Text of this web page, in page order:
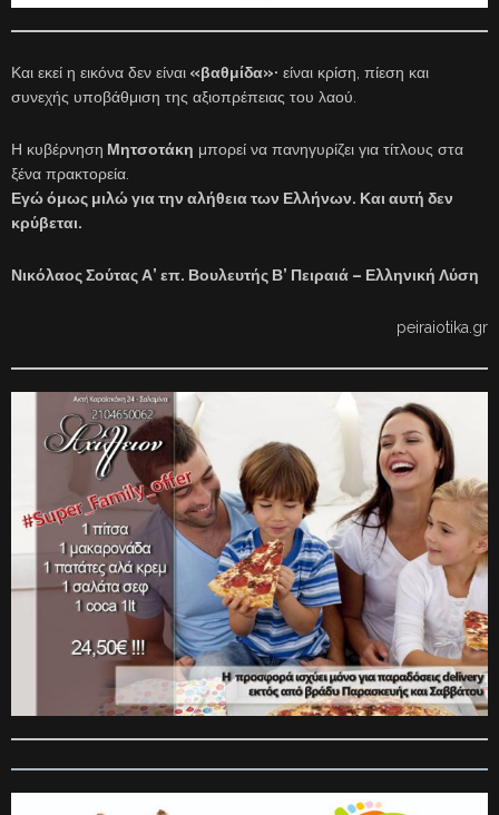
Και εκεί η εικόνα δεν είναι «βαθμίδα»· είναι κρίση, πίεση και
συνεχής υποβάθμιση της αξιοπρέπειας του λαού.
Η κυβέρνηση Μητσοτάκη μπορεί να πανηγυρίζει για τίτλους στα
ξένα πρακτορεία.
Εγώ όμως μιλώ για την αλήθεια των Ελλήνων. Και αυτή δεν
κρύβεται.
Νικόλαος Σούτας Α’ επ. Βουλευτής Β’ Πειραιά – Ελληνική Λύση
peiraiotika.gr